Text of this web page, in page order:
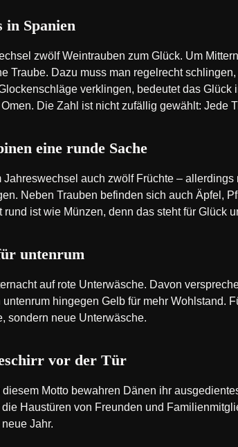
in Spanien
zwölf Weintrauben zum Glück. Um
Traube. Dazu muss man regelrecht
verklingen, bedeutet das Glück
Die Zahl ist nicht zufällig gewählt: Jede
eine runde Sache
auch zwölf Früchte –
Neben Trauben befinden sich auch Äpfel,
ist wie Münzen, denn das steht für Glück
untenrum
auf rote Unterwäsche. Davon
hingegen Gelb für mehr Wohlstand.
sondern neue Unterwäsche.
vor der Tür
Motto bewahren Dänen ihr
Haustüren von Freunden und
Jahr.